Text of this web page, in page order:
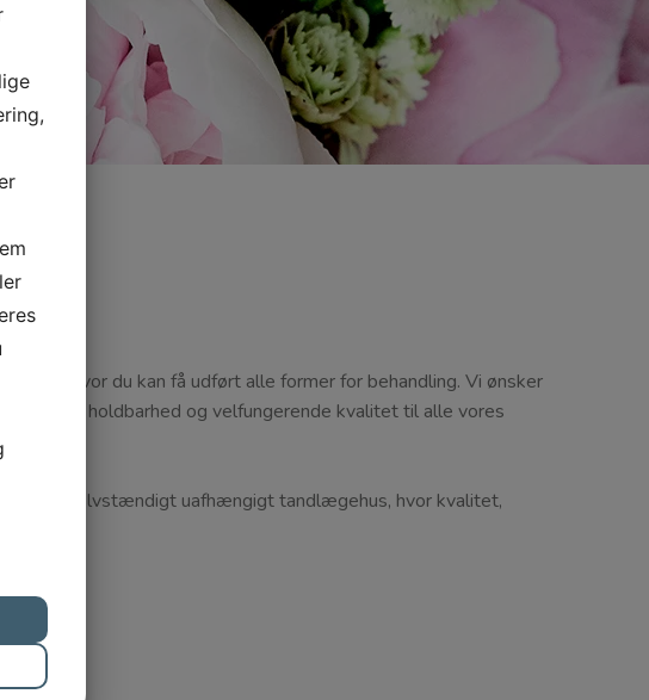
og hvor du kan få udført alle former for behandling. Vi ønsker
for holdbarhed og velfungerende kvalitet til alle vores
et selvstændigt uafhængigt tandlægehus, hvor kvalitet,